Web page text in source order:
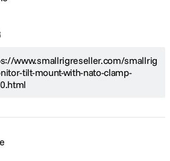
www.smallrigreseller.com/smallrig
tilt-mount-with-nato-clamp-